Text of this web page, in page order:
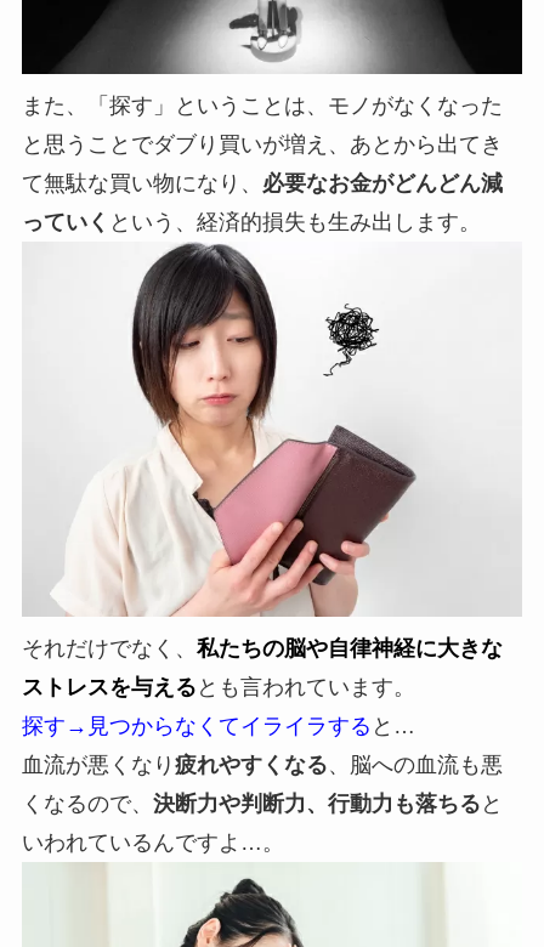
また、「探す」ということは、モノがなくなった
と思うことでダブり買いが増え、あとから出てき
て無駄な買い物になり、 必要なお金がどんどん減
っていく という、経済的損失も生み出します。
それだけでなく、 私たちの脳や自律神経に大きな
ストレスを与える とも言われています。
探す→見つからなくてイライラする と…
血流が悪くなり 疲れやすくなる、脳への血流も悪
くなるので、 決断力や判断力、行動力も落ちる と
いわれているんですよ…。